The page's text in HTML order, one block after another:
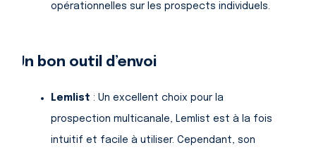
opérationnelles sur les prospects individuels.
Un bon outil d’envoi
Lemlist : Un excellent choix pour la
prospection multicanale, Lemlist est à la fois
intuitif et facile à utiliser. Cependant, son